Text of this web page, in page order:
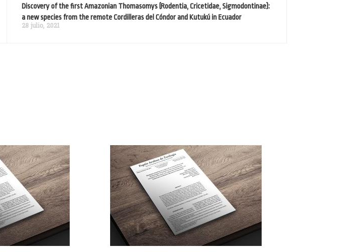
Discovery of the first Amazonian Thomasomys (Rodentia, Cricetidae, Sigmodontinae):
a new species from the remote Cordilleras del Cóndor and Kutukú in Ecuador
28 julio, 2021